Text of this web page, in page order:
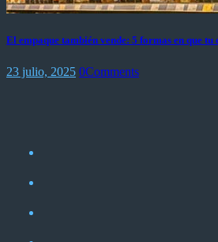
El empaque también vende: 5 formas en que
23 julio, 2025 0Comments